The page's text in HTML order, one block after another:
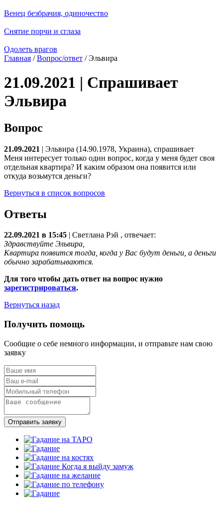
Венец безбрачия, одиночество
Снятие порчи и сглаза
Одолеть врагов
Главная /Вопрос/ответ / Эльвира
21.09.2021 | Спрашивает
Эльвира
Вопрос
21.09.2021 | Эльвира (14.90.1978, Украина), спрашивает
Меня интересует только один вопрос, когда у меня будет своя
отдельная квартира? И каким образом она появится или
откуда возьмутся деньги?
Вернуться в список вопросов
Ответы
22.09.2021 в 15:45 Светлана Рэй , отвечает:
Здравствуйте Эльвира,
Квартира появится тогда, когда у Вас будут деньги, а деньги
обычно зарабатываются.
Для того чтобы дать ответ на вопрос нужно
зарегистрироваться.
Вернуться назад
Получить помощь
Сообщие о себе немного информации, и отправьте нам свою
заявку
Отправить заявку